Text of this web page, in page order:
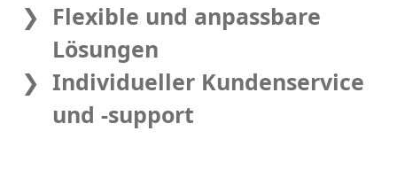
Flexible und anpassbare
Lösungen
Individueller Kundenservice
und -support